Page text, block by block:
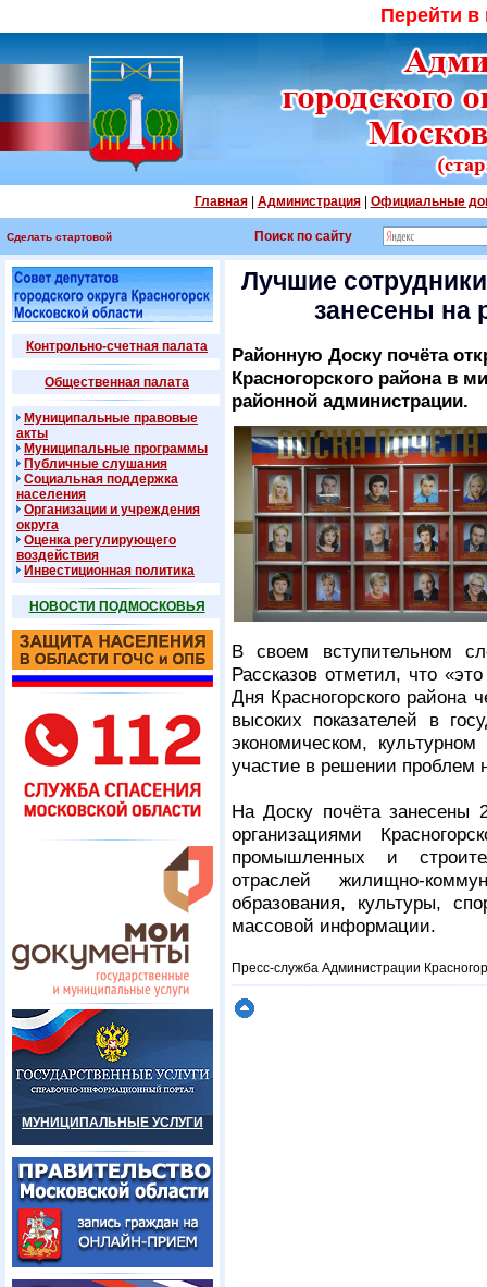
Перейти
Главная| Администрация| Официальные
Сделать стартовой Поиск по сайту
Контрольно-счетная палата
Общественная палата
Муниципальные правовые
акты
Муниципальные программы
Публичные слушания
Социальная поддержка
населения
Организации и учреждения
округа
Оценка регулирующего
воздействия
Инвестиционная политика
НОВОСТИ ПОДМОСКОВЬЯ
МУНИЦИПАЛЬНЫЕ УСЛУГИ
Лучшие
занесены на
Районную Доску почёта
Красногорского района в
районной администрации.
В своем вступительном
Рассказов отметил, что
Дня Красногорского района
высоких показателей в
экономическом,
участие в решении проблем
На Доску почёта занесены
организациями
промышленных и
отраслей жилищно-
образования, культуры,
массовой информации.
Пресс-служба Администрации